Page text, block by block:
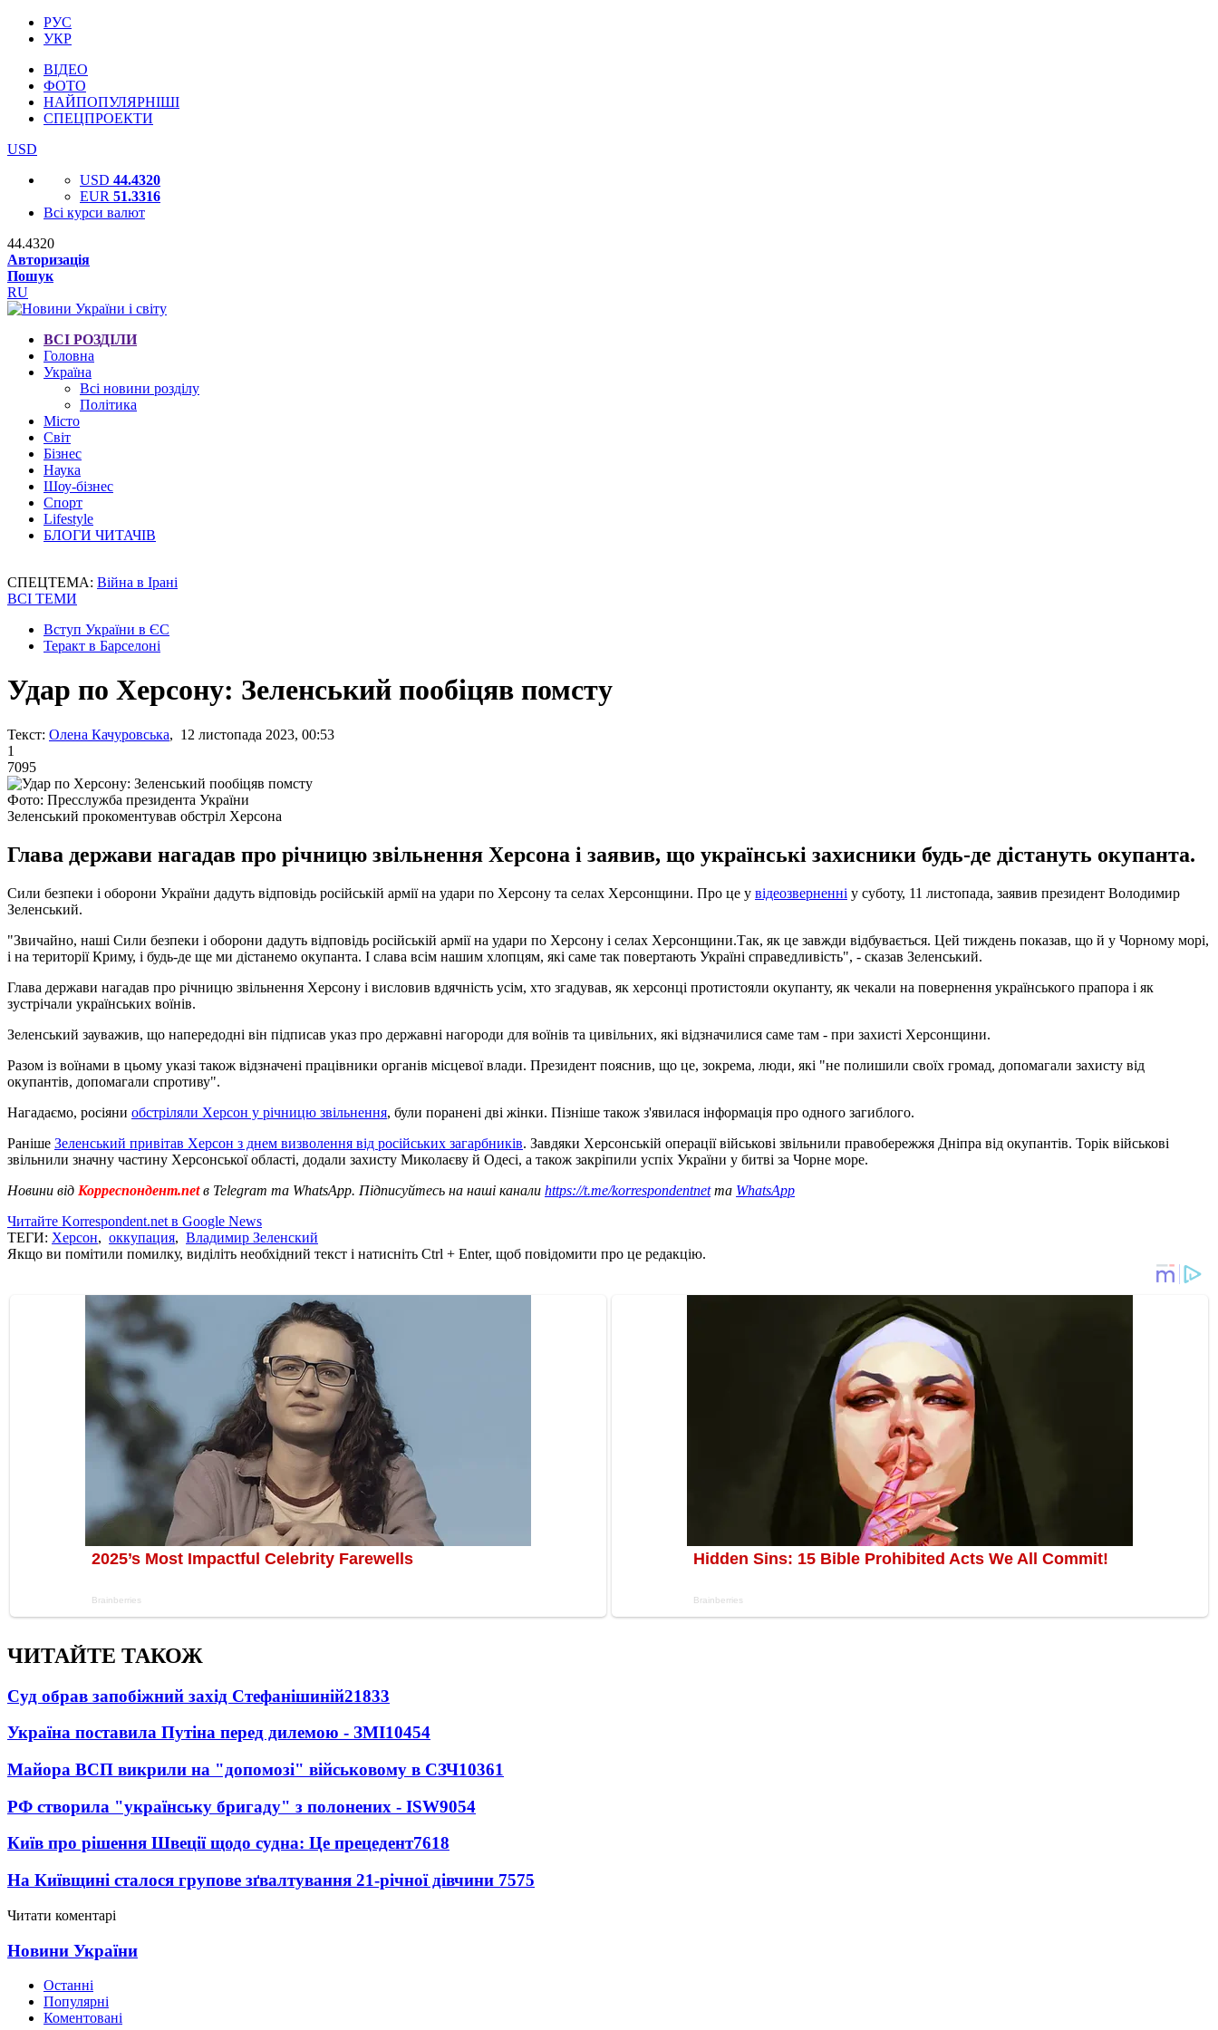
РУС
УКР
ВІДЕО
ФОТО
НАЙПОПУЛЯРНІШІ
СПЕЦПРОЕКТИ
USD
USD 44.4320
EUR 51.3316
Всі курси валют
44.4320
Авторизація
Пошук
RU
ВСІ РОЗДІЛИ
Головна
Україна
Всі новини розділу
Політика
Місто
Світ
Бізнес
Наука
Шоу-бізнес
Спорт
Lifestyle
БЛОГИ ЧИТАЧІВ
СПЕЦТЕМА: Війна в Ірані
ВСІ ТЕМИ
Вступ України в ЄС
Теракт в Барселоні
Удар по Херсону: Зеленський пообіцяв помсту
Текст: Олена Качуровська, 12 листопада 2023, 00:53
1
7095
Фото: Пресслужба президента України
Зеленський прокоментував обстріл Херсона
Глава держави нагадав про річницю звільнення Херсона і заявив, що українські захисники будь-де дістануть окупанта.
Сили безпеки і оборони України дадуть відповідь російській армії на удари по Херсону та селах Херсонщини. Про це у відеозверненні у суботу, 11 листопада, заявив президент Володимир
Зеленський.
"Звичайно, наші Сили безпеки і оборони дадуть відповідь російській армії на удари по Херсону і селах Херсонщини.Так, як це завжди відбувається. Цей тиждень показав, що й у Чорному морі,
і на території Криму, і будь-де ще ми дістанемо окупанта. І слава всім нашим хлопцям, які саме так повертають Україні справедливість", - сказав Зеленський.
Глава держави нагадав про річницю звільнення Херсону і висловив вдячність усім, хто згадував, як херсонці протистояли окупанту, як чекали на повернення українського прапора і як
зустрічали українських воїнів.
Зеленський зауважив, що напередодні він підписав указ про державні нагороди для воїнів та цивільних, які відзначилися саме там - при захисті Херсонщини.
Разом із воїнами в цьому указі також відзначені працівники органів місцевої влади. Президент пояснив, що це, зокрема, люди, які "не полишили своїх громад, допомагали захисту від
окупантів, допомагали спротиву".
Нагадаємо, росіяни обстріляли Херсон у річницю звільнення, були поранені дві жінки. Пізніше також з'явилася інформація про одного загиблого.
Раніше Зеленський привітав Херсон з днем визволення від російських загарбників. Завдяки Херсонській операції військові звільнили правобережжя Дніпра від окупантів. Торік військові
звільнили значну частину Херсонської області, додали захисту Миколаєву й Одесі, а також закріпили успіх України у битві за Чорне море.
Новини від Корреспондент.netв Telegram та WhatsApp. Підписуйтесь на наші канали https://t.me/korrespondentnetта WhatsApp
Читайте Korrespondent.net в Google News
ТЕГИ: Херсон, оккупация, Владимир Зеленский
Якщо ви помітили помилку, виділіть необхідний текст і натисніть Ctrl + Enter, щоб повідомити про це редакцію.
ЧИТАЙТЕ ТАКОЖ
Суд обрав запобіжний захід Стефанішиній21833
Україна поставила Путіна перед дилемою - ЗМІ10454
Майора ВСП викрили на "допомозі" військовому в СЗЧ10361
РФ створила "українську бригаду" з полонених - ISW9054
Київ про рішення Швеції щодо судна: Це прецедент7618
На Київщині сталося групове зґвалтування 21-річної дівчини 7575
Читати коментарі
Новини України
Останні
Популярні
Коментовані